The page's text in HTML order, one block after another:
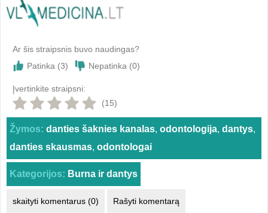
Ar šis straipsnis buvo naudingas?
Patinka (3) Nepatinka (0)
Įvertinkite straipsni:
(15)
Žymos: danties šaknies kanalas, odontologija, dantys,
danties skausmas, odontologai
Kategorijos: Burna ir dantys
skaityti komentarus (0) Rašyti komentarą